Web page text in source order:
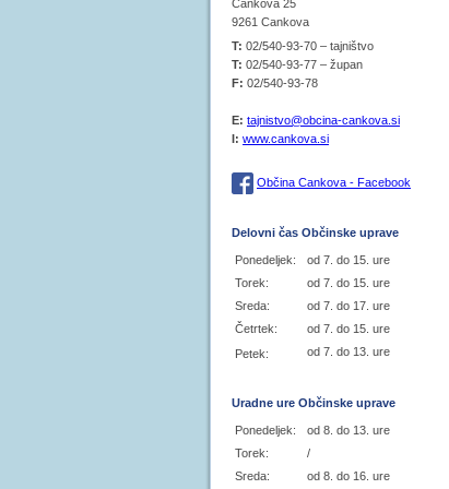
Cankova 25
9261 Cankova
T: 02/540-93-70 – tajništvo
T: 02/540-93-77 – župan
F: 02/540-93-78
E: tajnistvo@obcina-cankova.si
I: www.cankova.si
Občina Cankova - Facebook
Delovni čas Občinske uprave
Ponedeljek:
od 7. do 15. ure
Torek:
od 7. do 15. ure
Sreda:
od 7. do 17. ure
Četrtek:
od 7. do 15. ure
Petek:
od 7. do 13. ure
Uradne ure Občinske uprave
Ponedeljek:
od 8. do 13. ure
Torek:
/
Sreda:
od 8. do 16. ure